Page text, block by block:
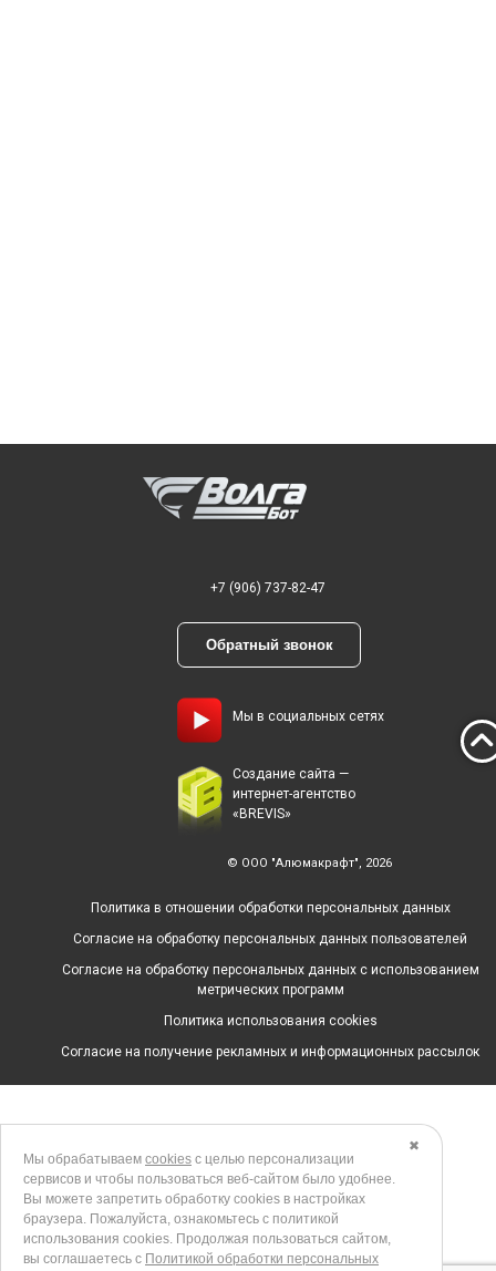
+7 (906) 737-82-47
Обратный звонок
Мы в социальных сетях
Создание сайта —
интернет-агентство
«BREVIS»
© ООО "Алюмакрафт", 2026
Политика в отношении обработки персональных данных
Согласие на обработку персональных данных пользователей
Согласие на обработку персональных данных с использованием
метрических программ
Политика использования cookies
Согласие на получение рекламных и информационных рассылок
✖
Мы обрабатываем cookies с целью персонализации
сервисов и чтобы пользоваться веб-сайтом было удобнее.
Вы можете запретить обработку сookies в настройках
браузера. Пожалуйста, ознакомьтесь с политикой
использования cookies. Продолжая пользоваться сайтом,
вы соглашаетесь с Политикой обработки персональных